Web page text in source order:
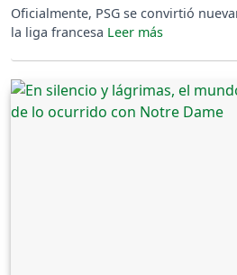
Oficialmente, PSG se convirtió
la liga francesa